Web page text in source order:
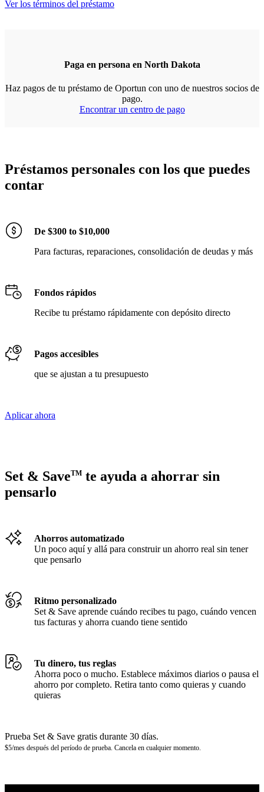
Ver los términos del préstamo
Paga en persona en North Dakota
Haz pagos de tu préstamo de Oportun con uno de nuestros socios de
pago.
Encontrar un centro de pago
Préstamos personales con los que puedes
contar
De $300 to $10,000
Para facturas, reparaciones, consolidación de deudas y más
Fondos rápidos
Recibe tu préstamo rápidamente con depósito directo
Pagos accesibles
que se ajustan a tu presupuesto
Aplicar ahora
Set & SaveTM te ayuda a ahorrar sin
pensarlo
Ahorros automatizado
Un poco aquí y allá para construir un ahorro real sin tener
que pensarlo
Ritmo personalizado
Set & Save aprende cuándo recibes tu pago, cuándo vencen
tus facturas y ahorra cuando tiene sentido
Tu dinero, tus reglas
Ahorra poco o mucho. Establece máximos diarios o pausa el
ahorro por completo. Retira tanto como quieras y cuando
quieras
Prueba Set & Save gratis durante 30 días.
$5/mes después del período de prueba. Cancela en cualquier momento.